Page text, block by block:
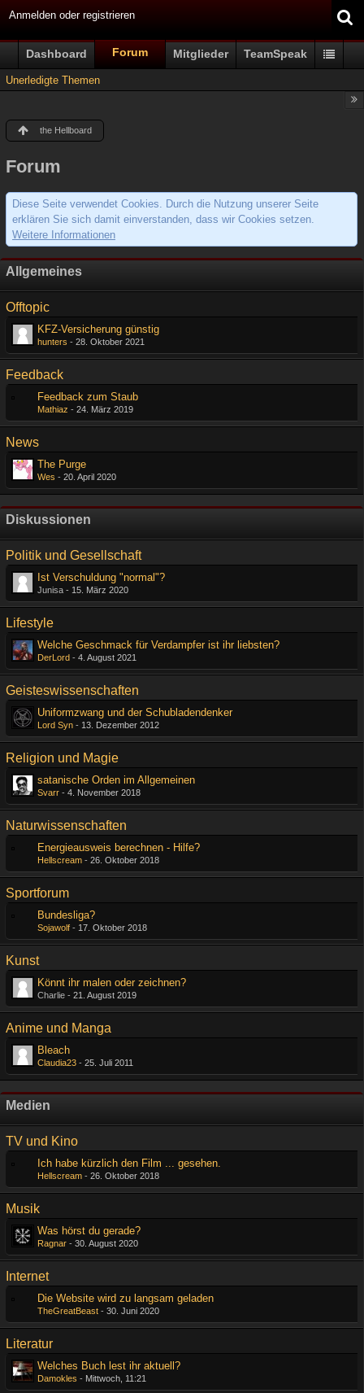
Anmelden oder registrieren
Dashboard Forum Mitglieder TeamSpeak
Unerledigte Themen
the Hellboard
Forum
Diese Seite verwendet Cookies. Durch die Nutzung unserer Seite
erklären Sie sich damit einverstanden, dass wir Cookies setzen.
Weitere Informationen
Allgemeines
Offtopic
KFZ-Versicherung günstig
hunters - 28. Oktober 2021
Feedback
Feedback zum Staub
Mathiaz - 24. März 2019
News
The Purge
Wes - 20. April 2020
Diskussionen
Politik und Gesellschaft
Ist Verschuldung "normal"?
Junisa - 15. März 2020
Lifestyle
Welche Geschmack für Verdampfer ist ihr liebsten?
DerLord - 4. August 2021
Geisteswissenschaften
Uniformzwang und der Schubladendenker
Lord Syn - 13. Dezember 2012
Religion und Magie
satanische Orden im Allgemeinen
Svarr - 4. November 2018
Naturwissenschaften
Energieausweis berechnen - Hilfe?
Hellscream - 26. Oktober 2018
Sportforum
Bundesliga?
Sojawolf - 17. Oktober 2018
Kunst
Könnt ihr malen oder zeichnen?
Charlie - 21. August 2019
Anime und Manga
Bleach
Claudia23 - 25. Juli 2011
Medien
TV und Kino
Ich habe kürzlich den Film ... gesehen.
Hellscream - 26. Oktober 2018
Musik
Was hörst du gerade?
Ragnar - 30. August 2020
Internet
Die Website wird zu langsam geladen
TheGreatBeast - 30. Juni 2020
Literatur
Welches Buch lest ihr aktuell?
Damokles - Mittwoch, 11:21